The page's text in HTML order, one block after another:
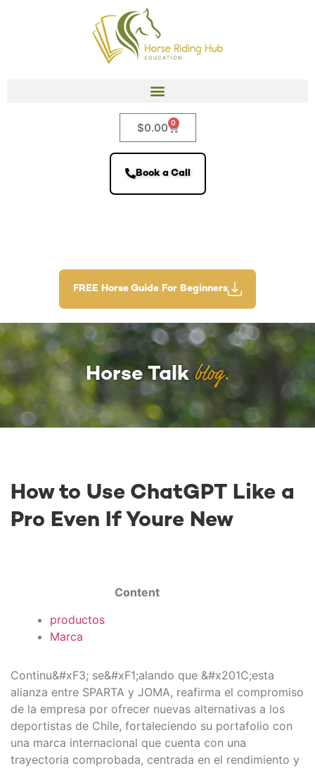
$0.00 0
Book a Call
FREE Horse Guide For Beginners
Horse Talk blog.
How to Use ChatGPT Like a
Pro Even If Youre New
Content
productos
Marca
Continu&#xF3; se&#xF1;alando que &#x201C;esta
alianza entre SPARTA y JOMA, reafirma el compromiso
de la empresa por ofrecer nuevas alternativas a los
deportistas de Chile, fortaleciendo su portafolio con
una marca internacional que cuenta con una
trayectoria comprobada, centrada en el rendimiento y